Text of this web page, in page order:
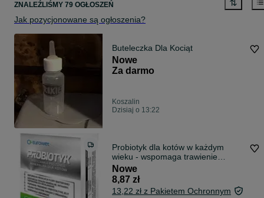
ZNALEŹLIŚMY 79 OGŁOSZEŃ
Jak pozycjonowane są ogłoszenia?
Buteleczka Dla Kociąt
Nowe
Za darmo
Koszalin
Dzisiaj o 13:22
Probiotyk dla kotów w każdym
wieku - wspomaga trawienie
Eurowet 1,5g
Nowe
8,87 zł
13,22 zł z Pakietem Ochronnym